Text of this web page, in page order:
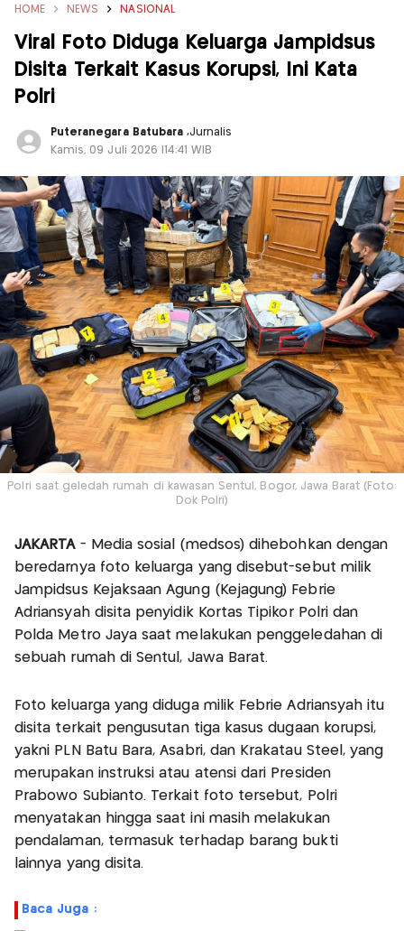
HOME NEWS NASIONAL
Viral Foto Diduga Keluarga Jampidsus
Disita Terkait Kasus Korupsi, Ini Kata
Polri
Puteranegara Batubara,Jurnalis
Kamis, 09 Juli 2026 |14:41 WIB
Polri saat geledah rumah di kawasan Sentul, Bogor, Jawa Barat (Foto:
Dok Polri)
JAKARTA- Media sosial (medsos) dihebohkan dengan
beredarnya foto keluarga yang disebut-sebut milik
Jampidsus Kejaksaan Agung (Kejagung) Febrie
Adriansyah disita penyidik Kortas Tipikor Polri dan
Polda Metro Jaya saat melakukan penggeledahan di
sebuah rumah di Sentul, Jawa Barat.
Foto keluarga yang diduga milik Febrie Adriansyah itu
disita terkait pengusutan tiga kasus dugaan korupsi,
yakni PLN Batu Bara, Asabri, dan Krakatau Steel, yang
merupakan instruksi atau atensi dari Presiden
Prabowo Subianto. Terkait foto tersebut, Polri
menyatakan hingga saat ini masih melakukan
pendalaman, termasuk terhadap barang bukti
lainnya yang disita.
Baca Juga :